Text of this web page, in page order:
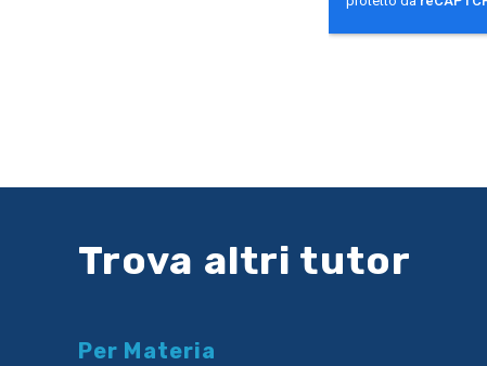
Trova altri tutor
Per Materia